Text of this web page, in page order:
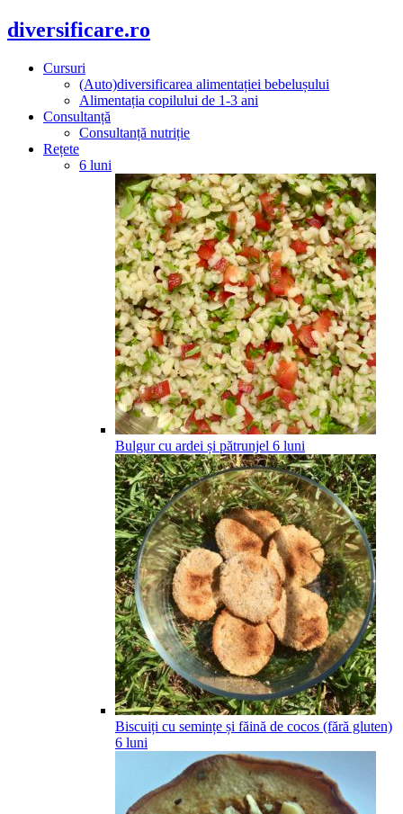
diversificare.ro
Cursuri
(Auto)diversificarea alimentației bebelușului
Alimentația copilului de 1-3 ani
Consultanță
Consultanță nutriție
Rețete
6 luni
Bulgur cu ardei și pătrunjel 6 luni
Biscuiți cu semințe și făină de cocos (fără gluten)
6 luni